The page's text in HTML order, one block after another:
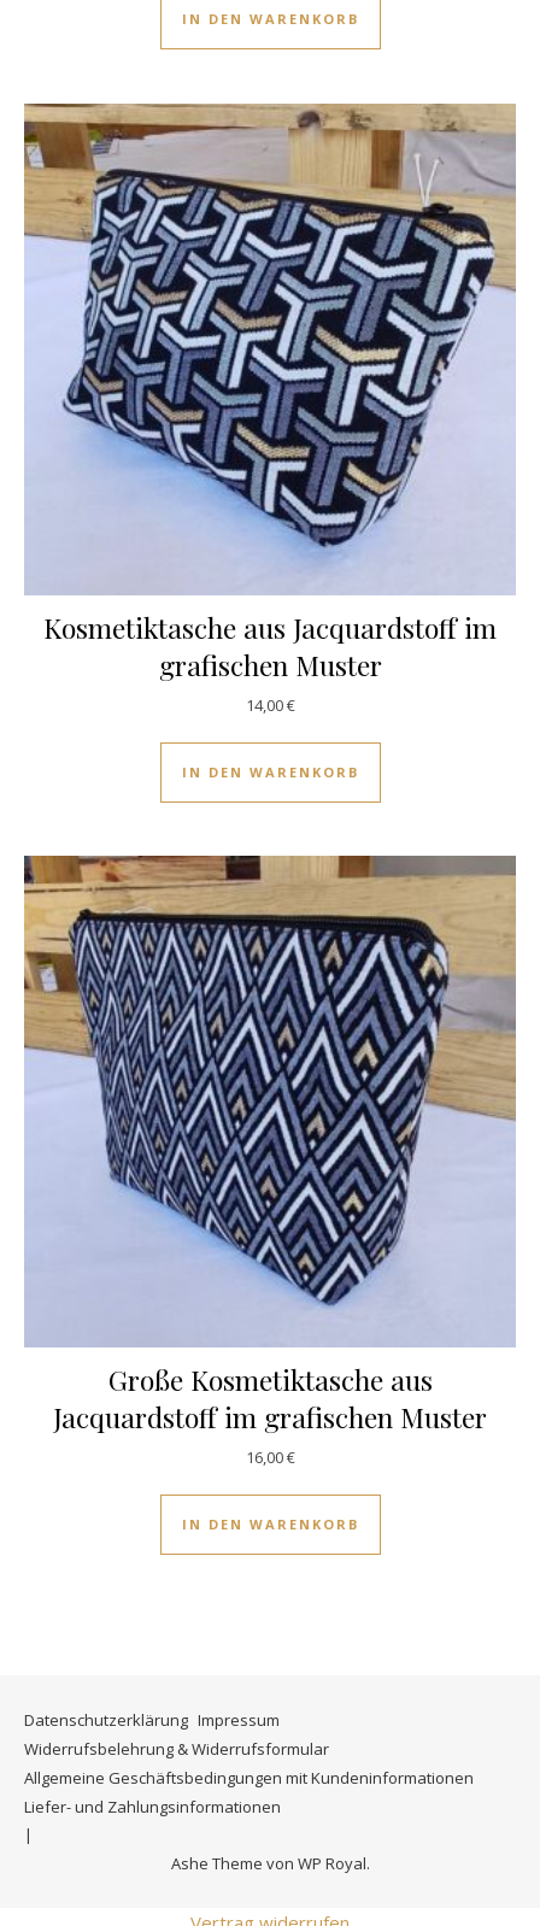
IN DEN WARENKORB
Kosmetiktasche aus Jacquardstoff im
grafischen Muster
14,00€
IN DEN WARENKORB
Große Kosmetiktasche aus
Jacquardstoff im grafischen Muster
16,00€
IN DEN WARENKORB
Datenschutzerklärung Impressum
Widerrufsbelehrung & Widerrufsformular
Allgemeine Geschäftsbedingungen mit Kundeninformationen
Liefer- und Zahlungsinformationen
Ashe Theme von WP Royal.